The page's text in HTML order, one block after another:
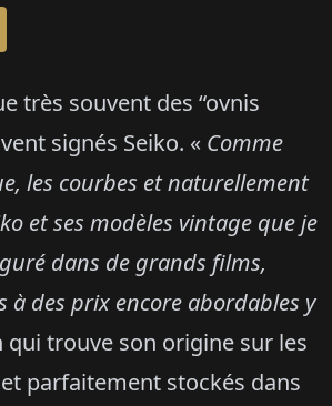
très souvent des “ovnis
signés Seiko. « Comme
les courbes et naturellement
et ses modèles vintage que je
dans de grands films,
des prix encore abordables y
qui trouve son origine sur les
parfaitement stockés dans